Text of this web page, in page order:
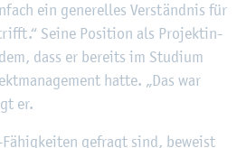
ein ge­ne­rel­les Ver­ständ­nis für
Seine Po­si­ti­on als Pro­jekt­in­
dass er be­reits im Stu­di­um
hatte. „Das war
er.
ge­fragt sind, be­weist